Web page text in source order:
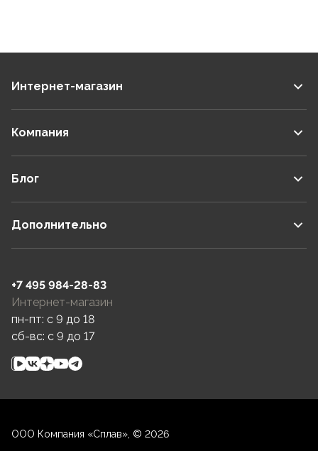
Интернет-магазин
Компания
Блог
Дополнительно
+7 495 984-28-83
Интернет-магазин
пн-пт: c 9 до 18
сб-вс: c 9 до 17
ООО Компания «Сплав», © 2026